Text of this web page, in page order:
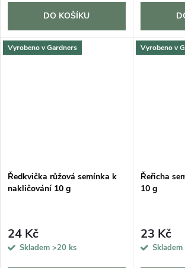
DO KOŠÍKU
Vyrobeno v Gardners
Ředkvička růžová semínka k
nakličování 10 g
24 Kč
Skladem >20 ks
Vyrobeno v
Řeřicha
10 g
23 Kč
Skladem